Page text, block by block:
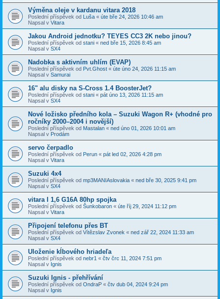
Výměna oleje v kardanu vitara 2018
Poslední příspěvek od Luša « úte bře 24, 2026 10:46 am
Napsal v Vitara
Jakou Android jednotku? TEYES CC3 2K nebo jinou?
Poslední příspěvek od stani « ned bře 15, 2026 8:45 am
Napsal v SX4
Nadobka s aktivním uhlím (EVAP)
Poslední příspěvek od Pvt.Ghost « úte úno 24, 2026 11:15 am
Napsal v Samurai
16" alu disky na S-Cross 1.4 BoosterJet?
Poslední příspěvek od stani « pát úno 13, 2026 11:15 am
Napsal v SX4
​Nové ložisko předního kola – Suzuki Wagon R+ (vhodné pro
ročníky 2000–2004 i novější)
Poslední příspěvek od Mastalan « ned úno 01, 2026 10:01 am
Napsal v Prodám
servo čerpadlo
Poslední příspěvek od Perun « pát led 02, 2026 4:28 pm
Napsal v Vitara
Suzuki 4x4
Poslední příspěvek od mp3MANIAslovakia « ned bře 30, 2025 9:41 pm
Napsal v SX4
vitara I 1,6 G16A 80hp spojka
Poslední příspěvek od Šunkobaron « úte říj 29, 2024 11:12 pm
Napsal v Vitara
Připojení telefonu přes BT
Poslední příspěvek od Vítězslav Zvonek « ned zář 22, 2024 11:33 am
Napsal v SX4
Uloženie kĺbového hriadeľa
Poslední příspěvek od nebr1 « čtv črc 11, 2024 7:51 pm
Napsal v Ignis
Suzuki Ignis - přehřívání
Poslední příspěvek od OndraP « čtv dub 04, 2024 9:24 pm
Napsal v Ignis